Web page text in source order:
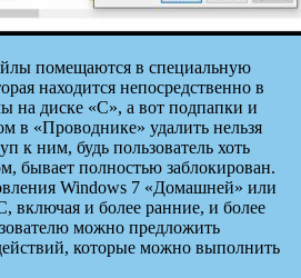
помещаются в специальную
находится непосредственно в
на диске «С», а вот подпапки и
в «Проводнике» удалить нельзя
к ним, будь пользователь хоть
бывает полностью заблокирован.
Windows 7 «Домашней» или
включая и более ранние, и более
можно предложить
которые можно выполнить